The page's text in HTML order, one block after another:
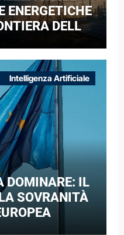
ENERGETICHE
DELLA
ELETTRICHE
DELLA
Intelligenza Artificiale
DOMINARE: IL
SOVRANITÀ